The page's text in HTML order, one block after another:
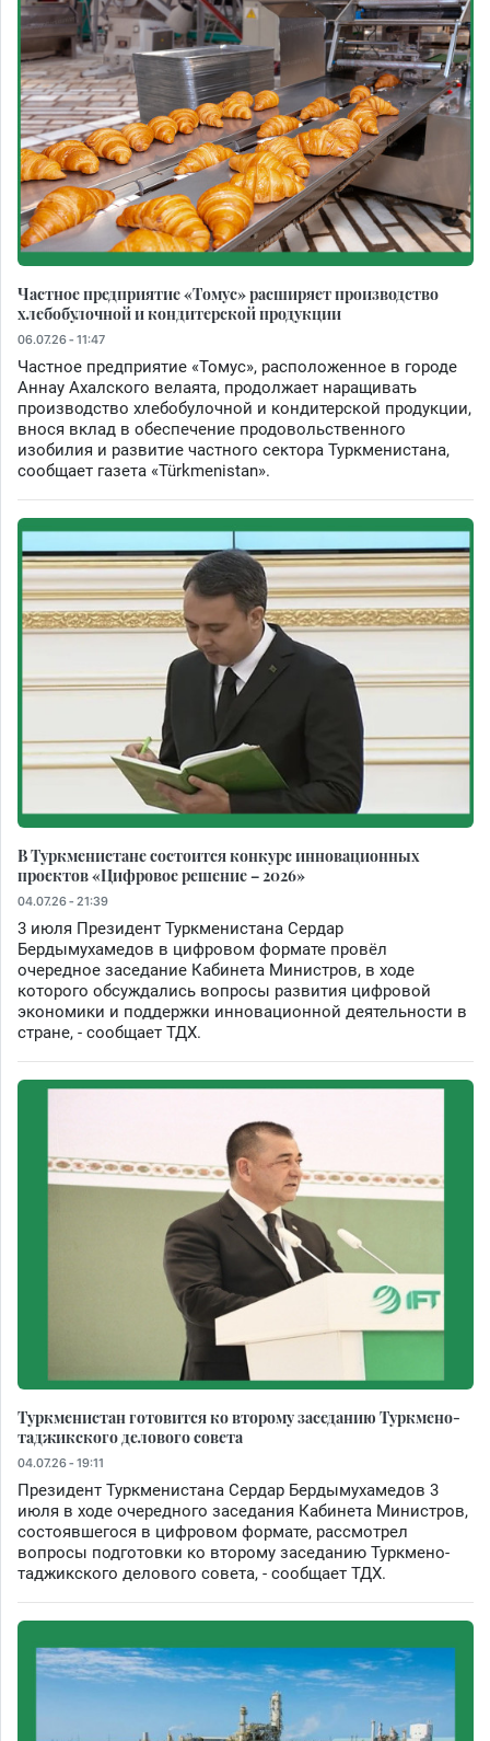
Частное предприятие «Томус» расширяет производство
хлебобулочной и кондитерской продукции
06.07.26 - 11:47
Частное предприятие «Томус», расположенное в городе
Аннау Ахалского велаята, продолжает наращивать
производство хлебобулочной и кондитерской продукции,
внося вклад в обеспечение продовольственного
изобилия и развитие частного сектора Туркменистана,
сообщает газета «Türkmenistan».
В Туркменистане состоится конкурс инновационных
проектов «Цифровое решение – 2026»
04.07.26 - 21:39
3 июля Президент Туркменистана Сердар
Бердымухамедов в цифровом формате провёл
очередное заседание Кабинета Министров, в ходе
которого обсуждались вопросы развития цифровой
экономики и поддержки инновационной деятельности в
стране, - сообщает ТДХ.
Туркменистан готовится ко второму заседанию Туркмено-
таджикского делового совета
04.07.26 - 19:11
Президент Туркменистана Сердар Бердымухамедов 3
июля в ходе очередного заседания Кабинета Министров,
состоявшегося в цифровом формате, рассмотрел
вопросы подготовки ко второму заседанию Туркмено-
таджикского делового совета, - сообщает ТДХ.